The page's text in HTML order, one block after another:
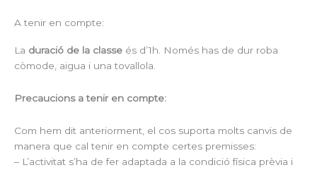
A tenir en compte:
La duració de la classe és d’1h. Només has de dur roba
còmode, aigua i una tovallola.
Precaucions a tenir en compte:
Com hem dit anteriorment, el cos suporta molts canvis de
manera que cal tenir en compte certes premisses:
– L’activitat s’ha de fer adaptada a la condició física prèvia i